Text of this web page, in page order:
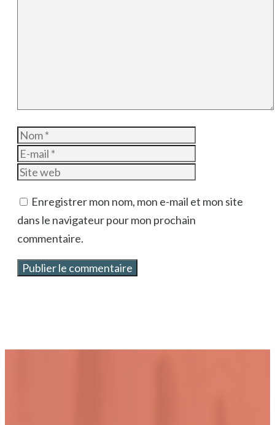
Nom
Enregistrer mon nom, mon e-mail et mon site
dans le navigateur pour mon prochain
commentaire.